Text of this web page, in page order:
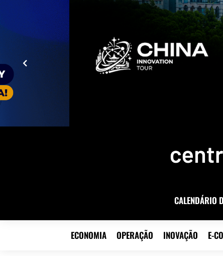
CALENDÁRIO
ECONOMIA OPERAÇÃO INOVAÇÃO E-